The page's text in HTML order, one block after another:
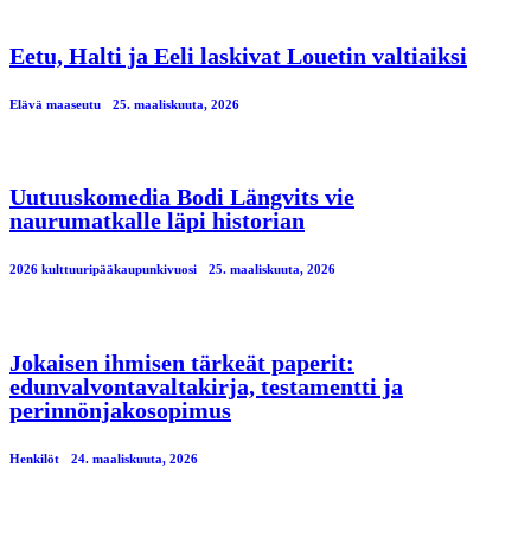
Eetu, Halti ja Eeli laskivat Louetin valtiaiksi
Elävä maaseutu 25. maaliskuuta, 2026
Uutuuskomedia Bodi Längvits vie
naurumatkalle läpi historian
2026 kulttuuripääkaupunkivuosi 25. maaliskuuta, 2026
Jokaisen ihmisen tärkeät paperit:
edunvalvontavaltakirja, testamentti ja
perinnönjakosopimus
Henkilöt 24. maaliskuuta, 2026